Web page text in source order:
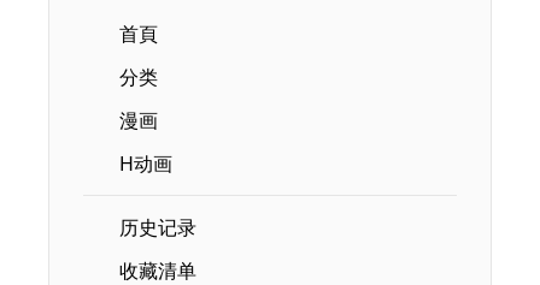
首頁
分类
漫画
H动画
历史记录
收藏清单